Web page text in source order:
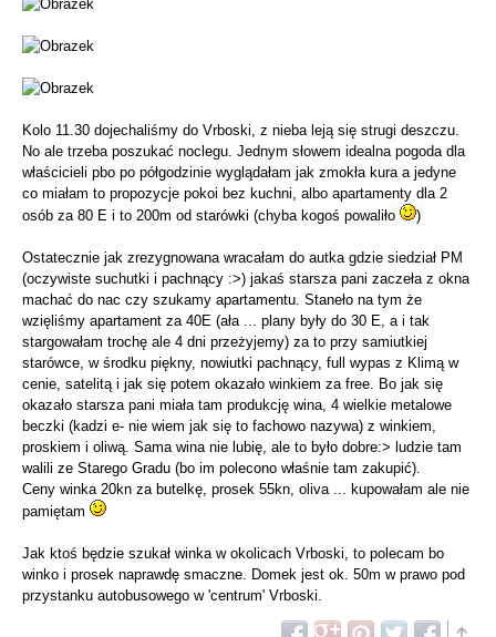
Kolo 11.30 dojechaliśmy do Vrboski, z nieba leją się strugi deszczu.
No ale trzeba poszukać noclegu. Jednym słowem idealna pogoda dla
właścicieli pbo po półgodzinie wyglądałam jak zmokła kura a jedyne
co miałam to propozycje pokoi bez kuchni, albo apartamenty dla 2
osób za 80 E i to 200m od starówki (chyba kogoś powaliło
)
Ostatecznie jak zrezygnowana wracałam do autka gdzie siedział PM
(oczywiste suchutki i pachnący :>) jakaś starsza pani zaczeła z okna
machać do nac czy szukamy apartamentu. Staneło na tym że
wzięliśmy apartament za 40E (ała ... plany były do 30 E, a i tak
stargowałam trochę ale 4 dni przeżyjemy) za to przy samiutkiej
starówce, w środku piękny, nowiutki pachnący, full wypas z Klimą w
cenie, satelitą i jak się potem okazało winkiem za free. Bo jak się
okazało starsza pani miała tam produkcję wina, 4 wielkie metalowe
beczki (kadzi e- nie wiem jak się to fachowo nazywa) z winkiem,
proskiem i oliwą. Sama wina nie lubię, ale to było dobre:> ludzie tam
walili ze Starego Gradu (bo im polecono właśnie tam zakupić).
Ceny winka 20kn za butelkę, prosek 55kn, oliva ... kupowałam ale nie
pamiętam
Jak ktoś będzie szukał winka w okolicach Vrboski, to polecam bo
winko i prosek naprawdę smaczne. Domek jest ok. 50m w prawo pod
przystanku autobusowego w 'centrum' Vrboski.